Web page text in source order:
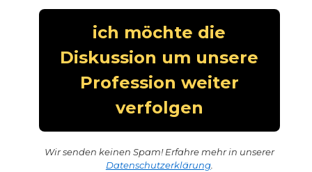
Wir senden keinen Spam! Erfahre mehr in unserer
Datenschutzerklärung.